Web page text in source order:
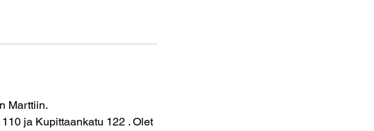
Marttiin.
ja Kupittaankatu 122 . Olet